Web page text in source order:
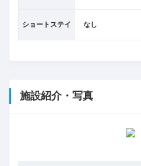
ショートステイ なし
施設紹介・写真